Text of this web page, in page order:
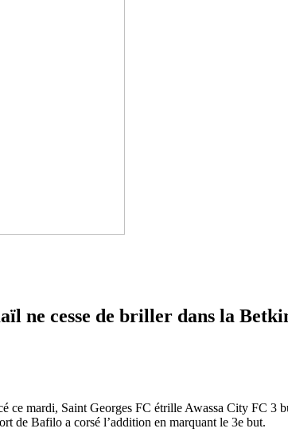
cesse de briller dans la
mardi, Saint Georges FC étrille Awassa City FC 3
de Bafilo a corsé l’addition en marquant le 3e but.